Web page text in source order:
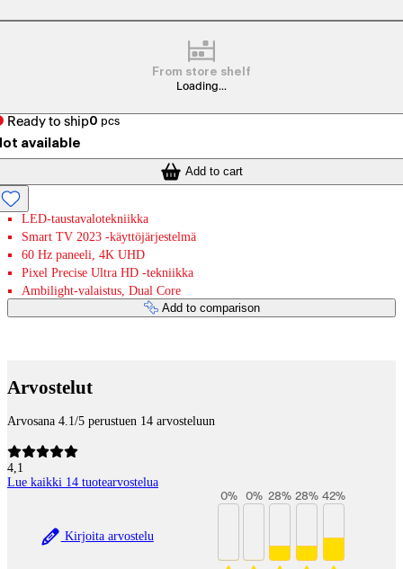
From store shelf
Loading...
Ready to ship0 pcs
available
Add to cart
LED-taustavalotekniikka
Smart TV 2023 -käyttöjärjestelmä
60 Hz paneeli, 4K UHD
Pixel Precise Ultra HD -tekniikka
Ambilight-valaistus, Dual Core
Add to comparison
Arvostelut
Arvosana 4.1/5 perustuen 14 arvosteluun
4,1
Lue kaikki 14 tuotearvostelua
Kirjoita arvostelu
0% 0% 28% 28% 42%